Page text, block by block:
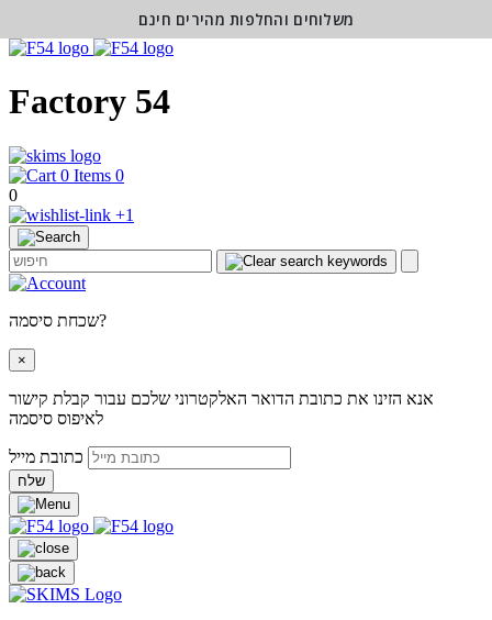
Factory 54
0
0
+1
שכחת סיסמה?
×
אנא הזינו את כתובת הדואר האלקטרוני שלכם עבור קבלת קישור
לאיפוס סיסמה
שלח
משלוחים והחלפות מהירים חינם